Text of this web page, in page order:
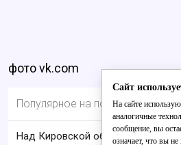
фото vk.com
Популярное на портале
Над Кировской областью сбили
Сайт
На сайте
аналогичные
сообщение, вы
означает, что вы